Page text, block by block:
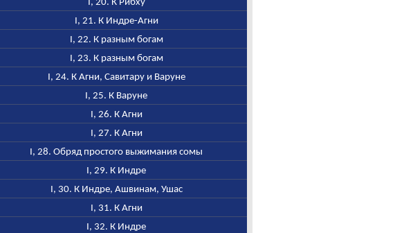
I, 21. К Индре-Агни
I, 22. К разным богам
I, 23. К разным богам
I, 24. К Агни, Савитару и Варуне
I, 25. К Варуне
I, 26. К Агни
I, 27. К Агни
I, 28. Обряд простого выжимания сомы
I, 29. К Индре
I, 30. К Индре, Ашвинам, Ушас
I, 31. К Агни
I, 32. К Индре